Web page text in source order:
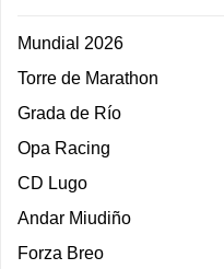
Mundial 2026
Torre de Marathon
Grada de Río
Opa Racing
CD Lugo
Andar Miudiño
Forza Breo